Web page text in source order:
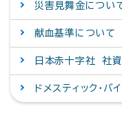
災害見舞金につい
献血基準について
日本赤十字社 社
ドメスティック・バ